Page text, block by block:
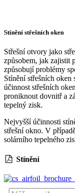
Stínění střešních oken
Střešní otvory jako
způsobem, jak zajistit
způsobují problémy
Stínění střešních
účinnost střešních
proniknout dovnitř a
tepelný zisk.
Nejvyšší účinnosti
střešní okno. V
solárního tepelného
Stínění